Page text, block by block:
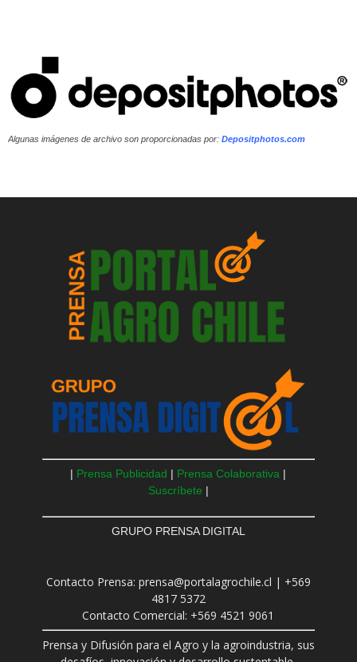
Algunas imágenes de archivo son proporcionadas por: Depositphotos.com
| Prensa Publicidad | Prensa Colaborativa |
Suscríbete |
GRUPO PRENSA DIGITAL
Contacto Prensa: prensa@portalagrochile.cl | +569
4817 5372
Contacto Comercial: +569 4521 9061
Prensa y Difusión para el Agro y la agroindustria, sus